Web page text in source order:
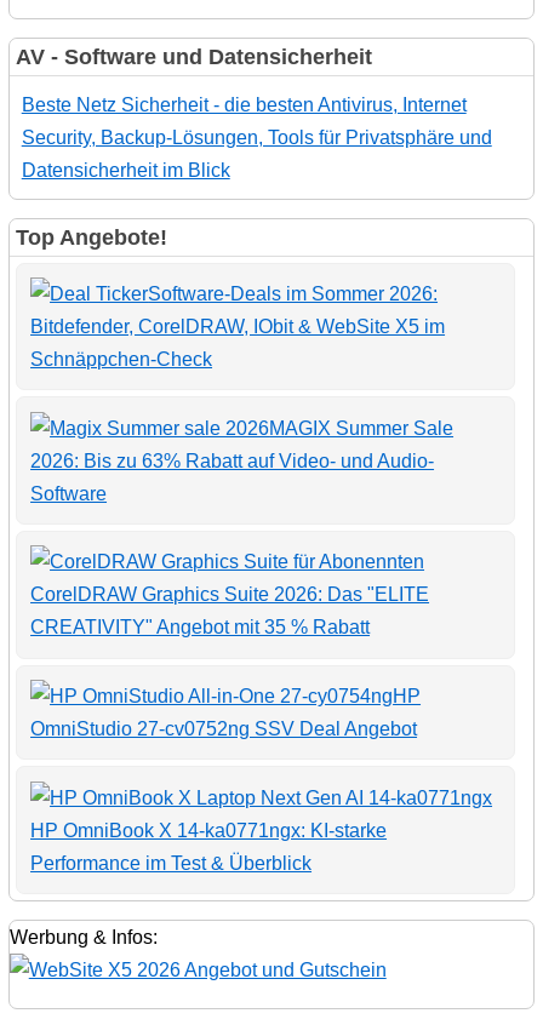
AV - Software und Datensicherheit
Beste Netz Sicherheit - die besten Antivirus, Internet
Security, Backup-Lösungen, Tools für Privatsphäre und
Datensicherheit im Blick
Top Angebote!
Software-Deals im Sommer 2026:
Bitdefender, CorelDRAW, IObit & WebSite X5 im
Schnäppchen-Check
MAGIX Summer Sale
2026: Bis zu 63% Rabatt auf Video- und Audio-
Software
CorelDRAW Graphics Suite 2026: Das "ELITE
CREATIVITY" Angebot mit 35 % Rabatt
HP
OmniStudio 27-cv0752ng SSV Deal Angebot
HP OmniBook X 14-ka0771ngx: KI-starke
Performance im Test & Überblick
Werbung & Infos: